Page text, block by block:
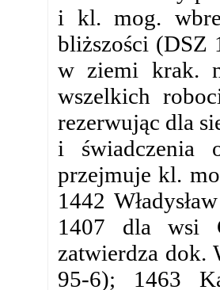
i kl. mog.
bliższości (DSZ
w ziemi krak.
wszelkich
rezerwując dla
i świadczenia
przejmuje kl.
1442
1407 dla wsi
zatwierdza dok.
95-6); 1463